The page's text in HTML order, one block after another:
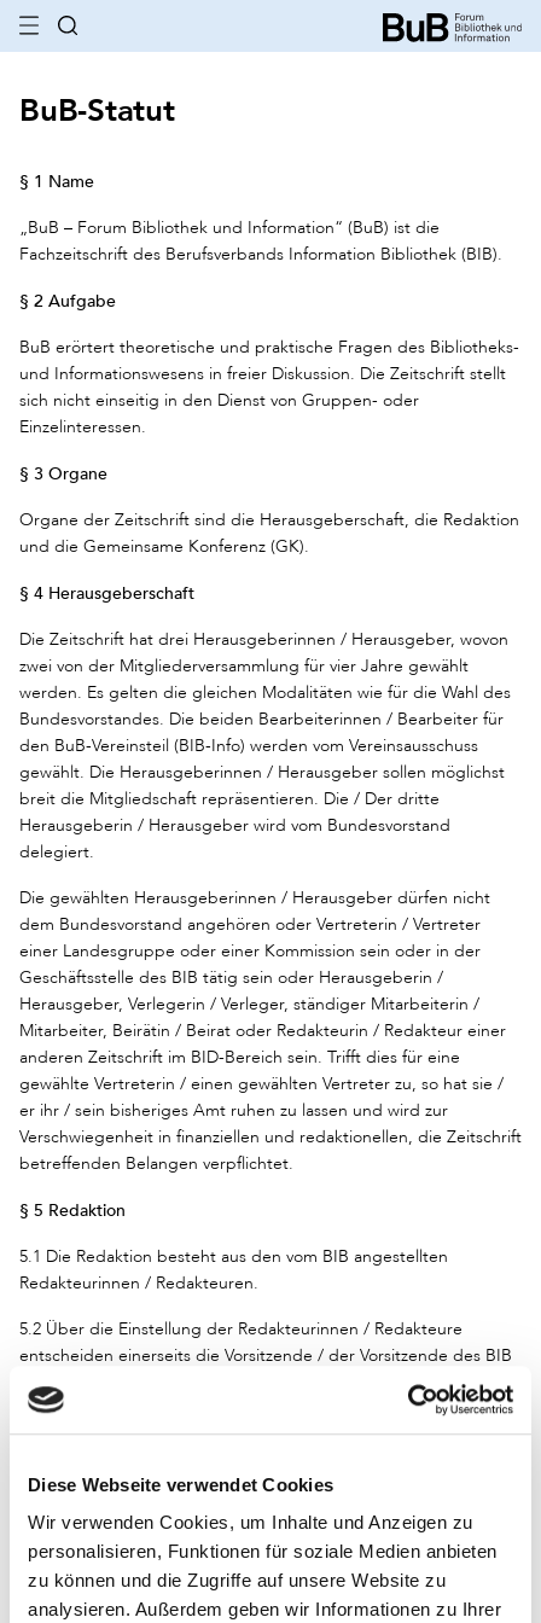
Diese Webseite verwendet Cookies
Wir verwenden Cookies, um Inhalte und Anzeigen zu
personalisieren, Funktionen für soziale Medien anbieten
zu können und die Zugriffe auf unsere Website zu
analysieren. Außerdem geben wir Informationen zu Ihrer
BuB-Statut
§ 1 Name
„BuB – Forum Bibliothek und Information“ (BuB) ist die
Fachzeitschrift des Berufsverbands Information Bibliothek (BIB).
§ 2 Aufgabe
BuB erörtert theoretische und praktische Fragen des Bibliotheks-
und Informationswesens in freier Diskussion. Die Zeitschrift stellt
sich nicht einseitig in den Dienst von Gruppen- oder
Einzelinteressen.
§ 3 Organe
Organe der Zeitschrift sind die Herausgeberschaft, die Redaktion
und die Gemeinsame Konferenz (GK).
§ 4 Herausgeberschaft
Die Zeitschrift hat drei Herausgeberinnen / Herausgeber, wovon
zwei von der Mitgliederversammlung für vier Jahre gewählt
werden. Es gelten die gleichen Modalitäten wie für die Wahl des
Bundesvorstandes. Die beiden Bearbeiterinnen / Bearbeiter für
den BuB-Vereinsteil (BIB-Info) werden vom Vereinsausschuss
gewählt. Die Herausgeberinnen / Herausgeber sollen möglichst
breit die Mitgliedschaft repräsentieren. Die / Der dritte
Herausgeberin / Herausgeber wird vom Bundesvorstand
delegiert.
Die gewählten Herausgeberinnen / Herausgeber dürfen nicht
dem Bundesvorstand angehören oder Vertreterin / Vertreter
einer Landesgruppe oder einer Kommission sein oder in der
Geschäftsstelle des BIB tätig sein oder Herausgeberin /
Herausgeber, Verlegerin / Verleger, ständiger Mitarbeiterin /
Mitarbeiter, Beirätin / Beirat oder Redakteurin / Redakteur einer
anderen Zeitschrift im BID-Bereich sein. Trifft dies für eine
gewählte Vertreterin / einen gewählten Vertreter zu, so hat sie /
er ihr / sein bisheriges Amt ruhen zu lassen und wird zur
Verschwiegenheit in finanziellen und redaktionellen, die Zeitschrift
betreffenden Belangen verpflichtet.
§ 5 Redaktion
5.1 Die Redaktion besteht aus den vom BIB angestellten
Redakteurinnen / Redakteuren.
5.2 Über die Einstellung der Redakteurinnen / Redakteure
entscheiden einerseits die Vorsitzende / der Vorsitzende des BIB
und die / der vom Bundesvorstand delegierte Herausgeberin /
Herausgeber, andererseits die angestellten Redakteurinnen /
Redakteure gleichberechtigt. Dabei verfügen beide Seiten im
Stimmengleichheit gibt das Votum der Sprecherin / des
Sprechers der GK den Ausschlag. Eine Neueinstellung kann aber
gegen den einmütigen Willen der angestellten Redakteurinnen /
Redakteure nicht vorgenommen werden. Die gewählte
Herausgeberschaft muss vor der Entscheidung gehört werden.